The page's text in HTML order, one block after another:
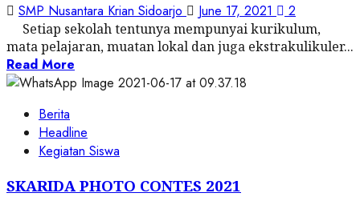
SMP Nusantara Krian Sidoarjo June 17, 2021 2
Setiap sekolah tentunya mempunyai kurikulum,
mata pelajaran, muatan lokal dan juga ekstrakulikuler...
Read More
Berita
Headline
Kegiatan Siswa
SKARIDA PHOTO CONTES 2021